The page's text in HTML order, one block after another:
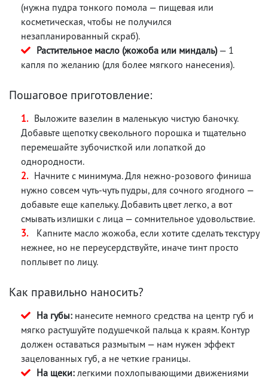
(нужна пудра тонкого помола — пищевая или
косметическая, чтобы не получился
незапланированный скраб).
Растительное масло (жожоба или миндаль)— 1
капля по желанию (для более мягкого нанесения).
Пошаговое приготовление:
Выложите вазелин в маленькую чистую баночку.
Добавьте щепотку свекольного порошка и тщательно
перемешайте зубочисткой или лопаткой до
однородности.
Начните с минимума. Для нежно-розового финиша
нужно совсем чуть-чуть пудры, для сочного ягодного —
добавьте еще капельку. Добавить цвет легко, а вот
смывать излишки с лица — сомнительное удовольствие.
Капните масло жожоба, если хотите сделать текстуру
нежнее, но не переусердствуйте, иначе тинт просто
поплывет по лицу.
Как правильно наносить?
На губы: нанесите немного средства на центр губ и
мягко растушуйте подушечкой пальца к краям. Контур
должен оставаться размытым — нам нужен эффект
зацелованных губ, а не четкие границы.
На щеки: легкими похлопывающими движениями